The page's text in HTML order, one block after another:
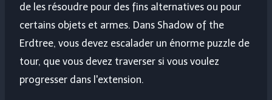
de les résoudre pour des fins alternatives ou pour
certains objets et armes. Dans Shadow of the
Erdtree, vous devez escalader un énorme puzzle de
tour, que vous devez traverser si vous voulez
progresser dans l'extension.